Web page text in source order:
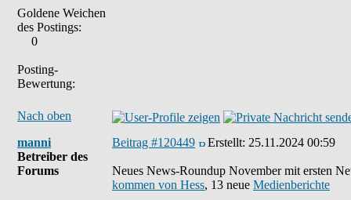
Goldene Weichen
des Postings:
0
Posting-
Bewertung:
Nach oben
manni
Betreiber des
Forums
Beitrag #120449 Erstellt: 25.11.2024 00:59
Neues News-Roundup November mit ersten
kommen von Hess, 13 neue Medienberichte